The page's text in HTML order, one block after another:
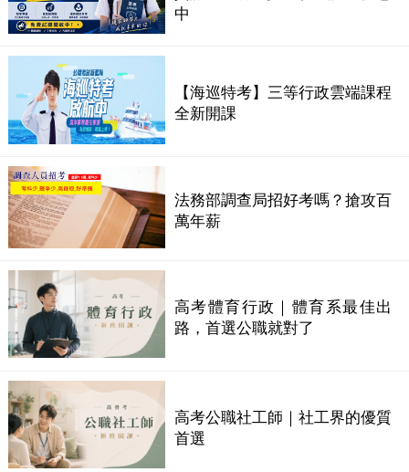
中
【海巡特考】三等行政雲端課程
全新開課
法務部調查局招好考嗎？搶攻百
萬年薪
高考體育行政｜體育系最佳出
路，首選公職就對了
高考公職社工師｜社工界的優質
首選